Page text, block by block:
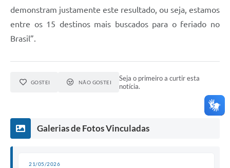
demonstram justamente este resultado, ou seja, estamos
entre os 15 destinos mais buscados para o feriado no
Brasil”.
GOSTEI NÃO GOSTEI
Seja o primeiro a curtir esta
notícia.
Galerias de Fotos Vinculadas
21/05/2026